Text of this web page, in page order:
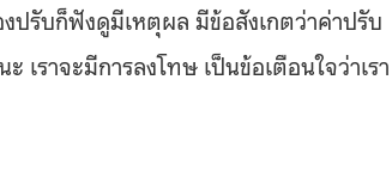
ปรับก็ฟังดูมีเหตุผล มีข้อสังเกตว่าค่าปรับ
เราจะมีการลงโทษ เป็นข้อเตือนใจว่าเรา